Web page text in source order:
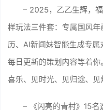
– 2025，乙乙生辉，
样玩法三件套：专属国风
历、AI新闻妹智能生成专属
每日更新的策划内容等着
喜乐、见时光、见归途、见
– 《闪亮的青村》15